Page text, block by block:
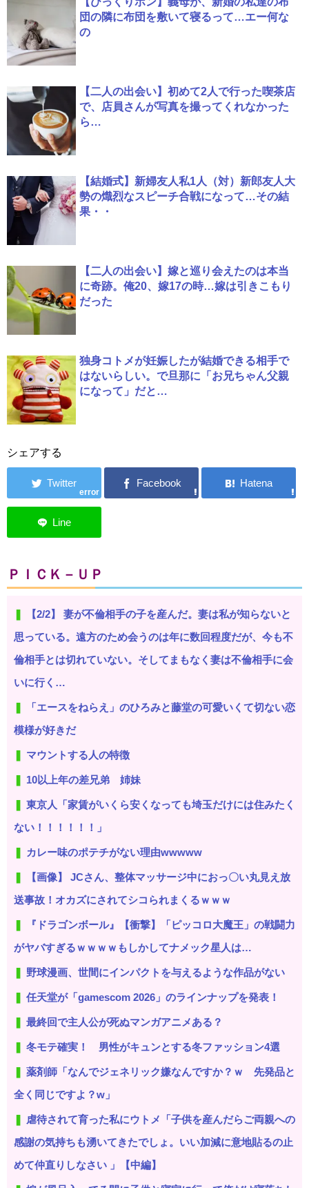
団の隣に布団を敷いて寝るって…エー何な
の
【二人の出会い】初めて2人で行った喫茶店
で、店員さんが写真を撮ってくれなかった
ら…
【結婚式】新婦友人私1人（対）新郎友人大
勢の熾烈なスピーチ合戦になって…その結
果・・
【二人の出会い】嫁と巡り会えたのは本当
に奇跡。俺20、嫁17の時…嫁は引きこもり
だった
独身コトメが妊娠したが結婚できる相手で
はないらしい。で旦那に「お兄ちゃん父親
になって」だと…
シェアする
error
ＰＩＣＫ－ＵＰ
【2/2】 妻が不倫相手の子を産んだ。妻は私が知らないと
思っている。遠方のため会うのは年に数回程度だが、今も不
倫相手とは切れていない。そしてまもなく妻は不倫相手に会
いに行く…
「エースをねらえ」のひろみと藤堂の可愛いくて切ない恋
模様が好きだ
マウントする人の特徴
10以上年の差兄弟 姉妹
東京人「家賃がいくら安くなっても埼玉だけには住みたく
ない！！！！！！」
カレー味のポテチがない理由wwwww
【画像】 JCさん、整体マッサージ中におっ〇い丸見え放
送事故！オカズにされてシコられまくるｗｗｗ
『ドラゴンボール』【衝撃】「ピッコロ大魔王」の戦闘力
がヤバすぎるｗｗｗｗもしかしてナメック星人は…
野球漫画、世間にインパクトを与えるような作品がない
任天堂が「gamescom 2026」のラインナップを発表！
最終回で主人公が死ぬマンガアニメある？
冬モテ確実！ 男性がキュンとする冬ファッション4選
薬剤師「なんでジェネリック嫌なんですか？ｗ 先発品と
全く同じですよ？w」
虐待されて育った私にウトメ「子供を産んだらご両親への
感謝の気持ちも湧いてきたでしょ。いい加減に意地貼るの止
めて仲直りしなさい 」【中編】